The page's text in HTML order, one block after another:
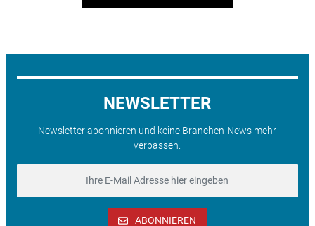
NEWSLETTER
Newsletter abonnieren und keine Branchen-News mehr
verpassen.
ABONNIEREN